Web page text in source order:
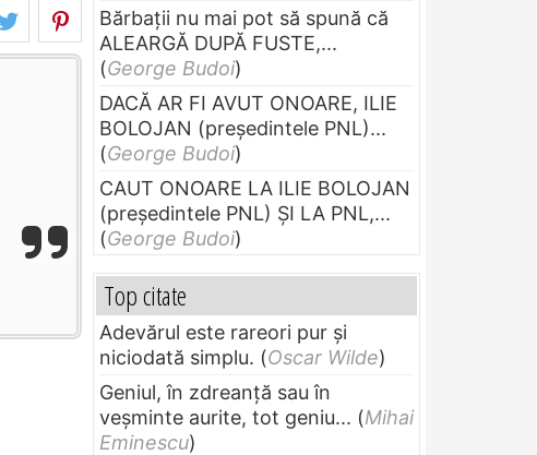
Bărbaţii nu mai pot să spună că
ALEARGĂ DUPĂ FUSTE,...
(George Budoi)
DACĂ AR FI AVUT ONOARE, ILIE
BOLOJAN (preşedintele PNL)...
(George Budoi)
CAUT ONOARE LA ILIE BOLOJAN
(preşedintele PNL) ŞI LA PNL,...
(George Budoi)
Top citate
Adevărul este rareori pur și
niciodată simplu. (Oscar Wilde)
Geniul, în zdreanţă sau în
veşminte aurite, tot geniu... (Mihai
Eminescu)